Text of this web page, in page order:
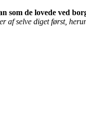
som de lovede ved
af selve diget først,